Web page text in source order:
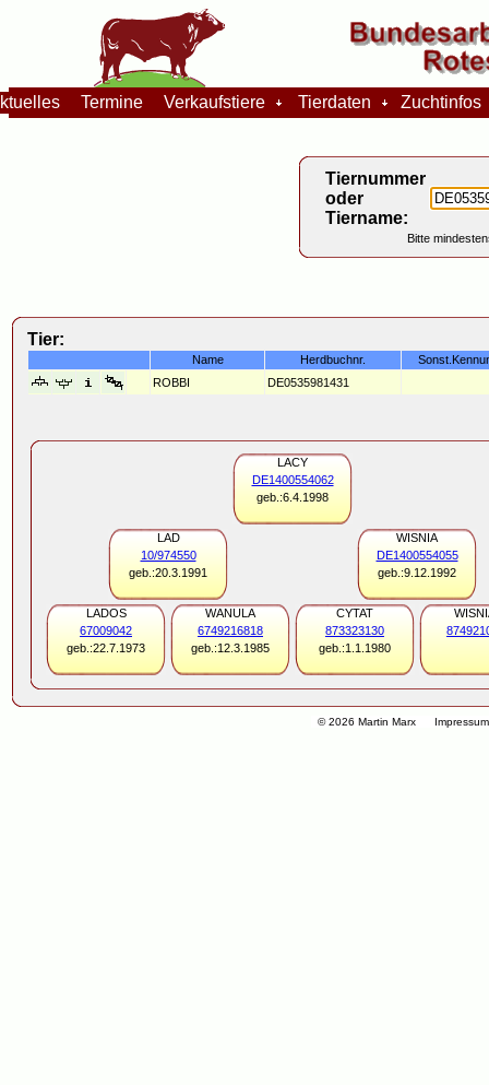
© 2026 Martin Marx
Termine Verkaufstiere Tierdaten Zuchtinfos
Tiernummer
oder
Tiername:
Bitte
Tier:
Name Herdbuchnr.
ROBBI
DE0535981431
LACY
DE1400554062
geb.:6.4.1998
LAD
10/974550
geb.:20.3.1991
WISNIA
DE1400554055
geb.:9.12.1992
LADOS
67009042
geb.:22.7.1973
WANULA
6749216818
geb.:12.3.1985
CYTAT
873323130
geb.:1.1.1980